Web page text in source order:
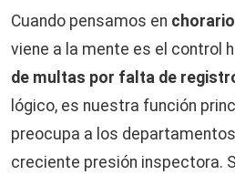
Cuando pensamos en
viene a la mente es el control
de multas por falta de
lógico, es nuestra función
preocupa a los departamentos
creciente presión inspectora.